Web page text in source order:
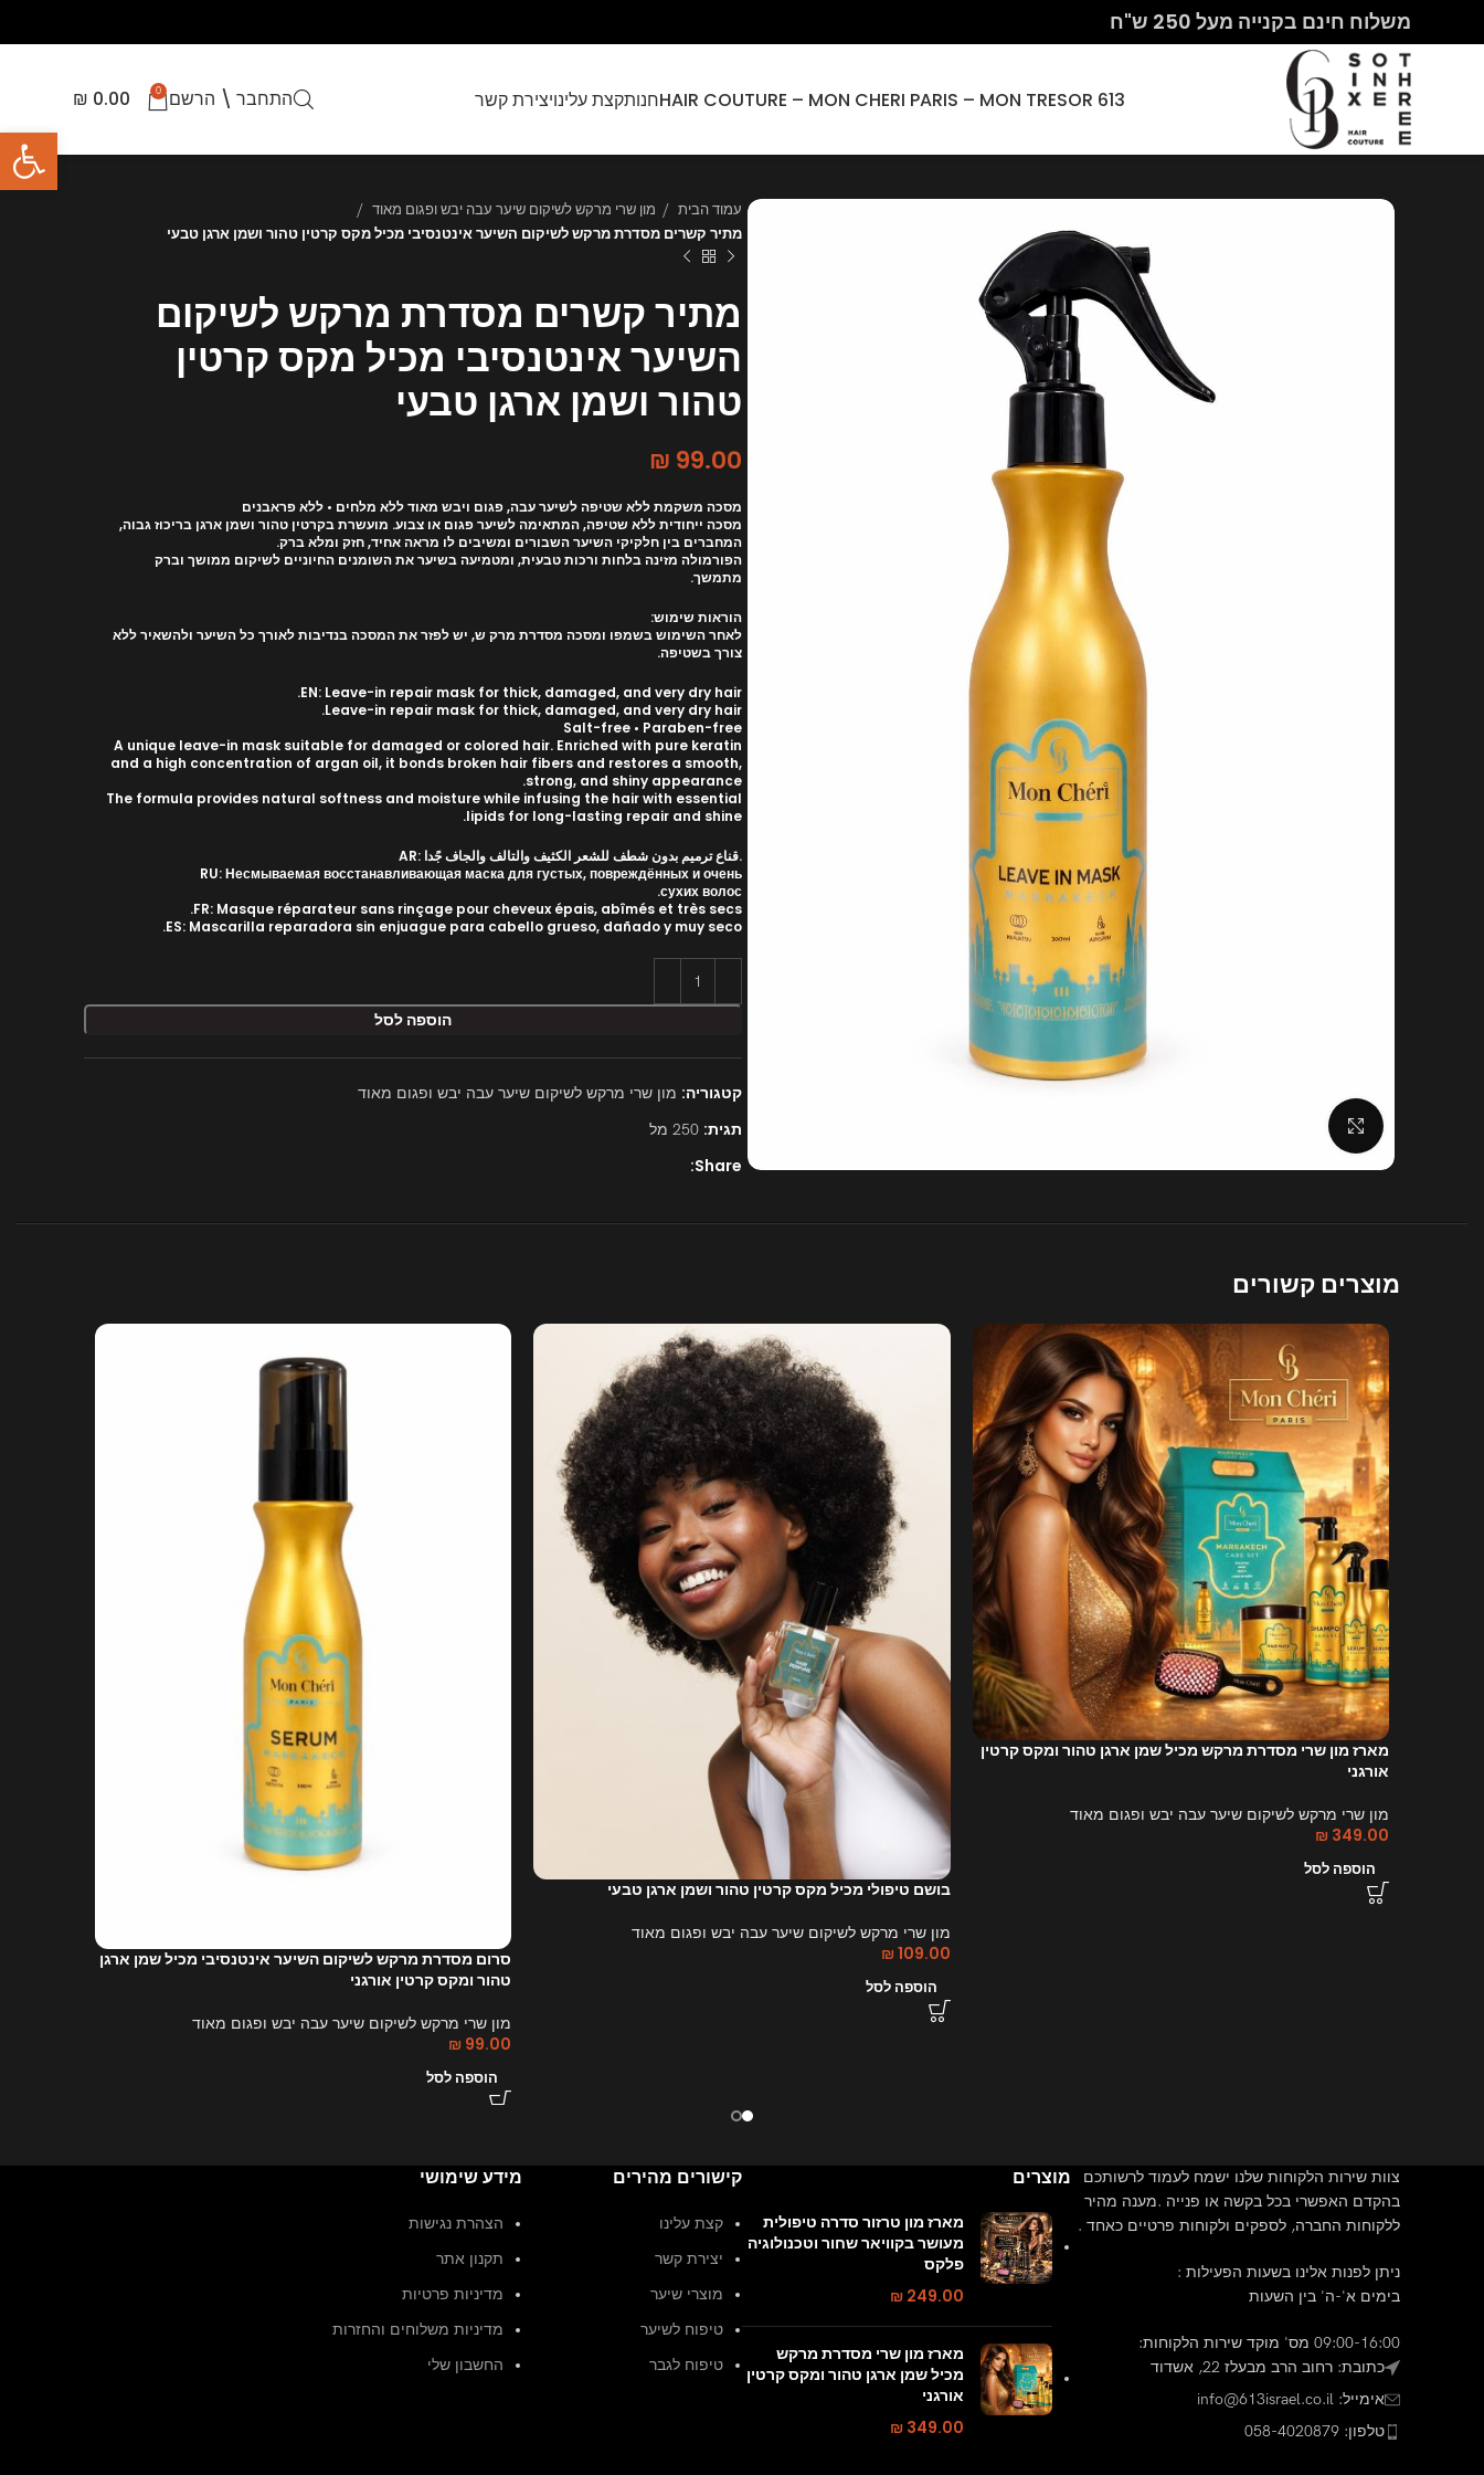
פתח
משלוח חינם בקנייה מעל 250 ש"ח
613 HAIR COUTURE – MON CHERI PARIS – MON TRESOR חנותקצת עלינויצירת קשר התחבר \ הרשם 0
₪ 0.00
עמוד הבית מון שרי מרקש לשיקום שיער עבה יבש ופגום מאוד
מתיר קשרים מסדרת מרקש לשיקום השיער אינטנסיבי מכיל מקס קרטין טהור ושמן ארגן טבעי
מתיר קשרים מסדרת מרקש לשיקום
השיער אינטנסיבי מכיל מקס קרטין
טהור ושמן ארגן טבעי
₪ 99.00
מסכה משקמת ללא שטיפה לשיער עבה, פגום ויבש מאוד ללא מלחים • ללא פראבנים
מסכה ייחודית ללא שטיפה, המתאימה לשיער פגום או צבוע. מועשרת בקרטין טהור ושמן ארגן בריכוז גבוה,
המחברים בין חלקיקי השיער השבורים ומשיבים לו מראה אחיד, חזק ומלא ברק.
הפורמולה מזינה בלחות ורכות טבעית, ומטמיעה בשיער את השומנים החיוניים לשיקום ממושך וברק
מתמשך.
הוראות שימוש:
לאחר השימוש בשמפו ומסכה מסדרת מרק ש, יש לפזר את המסכה בנדיבות לאורך כל השיער ולהשאיר ללא
צורך בשטיפה.
EN: Leave-in repair mask for thick, damaged, and very dry hair.
Leave-in repair mask for thick, damaged, and very dry hair.
Salt-free • Paraben-free
A unique leave-in mask suitable for damaged or colored hair. Enriched with pure keratin
and a high concentration of argan oil, it bonds broken hair fibers and restores a smooth,
strong, and shiny appearance.
The formula provides natural softness and moisture while infusing the hair with essential
lipids for long-lasting repair and shine.
.قناع ترميم بدون شطف للشعر الكثيف والتالف والجاف جًدا :AR
RU: Несмываемая восстанавливающая маска для густых, повреждённых и очень
сухих волос.
FR: Masque réparateur sans rinçage pour cheveux épais, abîmés et très secs.
ES: Mascarilla reparadora sin enjuague para cabello grueso, dañado y muy seco.
הוספה לסל
קטגוריה: מון שרי מרקש לשיקום שיער עבה יבש ופגום מאוד
תגית: 250 מל
Share:
מוצרים קשורים
מארז מון שרי מסדרת מרקש מכיל שמן ארגן טהור ומקס קרטין
אורגני
מון שרי מרקש לשיקום שיער עבה יבש ופגום מאוד
₪ 349.00
הוספה לסל
בושם טיפולי מכיל מקס קרטין טהור ושמן ארגן טבעי
מון שרי מרקש לשיקום שיער עבה יבש ופגום מאוד
₪109.00
הוספה לסל
סרום מסדרת מרקש לשיקום השיער אינטנסיבי מכיל שמן ארגן
טהור ומקס קרטין אורגני
מון שרי מרקש לשיקום שיער עבה יבש ופגום מאוד
₪ 99.00
הוספה לסל
צוות שירות הלקוחות שלנו ישמח לעמוד לרשותכם
בהקדם האפשרי בכל בקשה או פנייה .מענה מהיר
ללקוחות החברה, לספקים ולקוחות פרטיים כאחד .
ניתן לפנות אלינו בשעות הפעילות :
בימים א'-ה' בין השעות
09:00-16:00 מס' מוקד שירות הלקוחות:
כתובת: רחוב הרב מבעלז 22, אשדוד
אימייל: info@613israel.co.il
טלפון: 058-4020879
מוצרים
מארז מון טרזור סדרה טיפולית
מעושר בקוויאר שחור וטכנולוגיה
פלקס
₪ 249.00
מארז מון שרי מסדרת מרקש
מכיל שמן ארגן טהור ומקס קרטין
אורגני
₪ 349.00
קישורים מהירים
קצת עלינו
יצירת קשר
מוצרי שיער
טיפוח לשיער
טיפוח לגבר
מידע שימושי
הצהרת נגישות
תקנון אתר
מדיניות פרטיות
מדיניות משלוחים והחזרות
החשבון שלי